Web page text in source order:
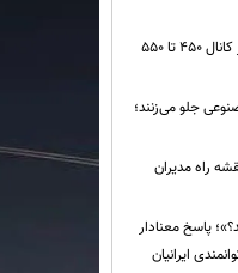
قیمت‌ برنج ایرانی همچنان در کانال ۴۵۰ تا ۵۵۰
جلو می‌زنند؛
راه مدیران
پاسخ معنادار
ایرانیان